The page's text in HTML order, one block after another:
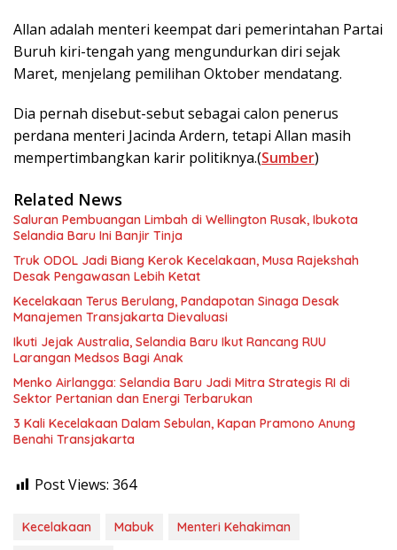
Allan adalah menteri keempat dari pemerintahan Partai
Buruh kiri-tengah yang mengundurkan diri sejak
Maret, menjelang pemilihan Oktober mendatang.
Dia pernah disebut-sebut sebagai calon penerus
perdana menteri Jacinda Ardern, tetapi Allan masih
mempertimbangkan karir politiknya.(Sumber)
Related News
Saluran Pembuangan Limbah di Wellington Rusak, Ibukota
Selandia Baru Ini Banjir Tinja
Truk ODOL Jadi Biang Kerok Kecelakaan, Musa Rajekshah
Desak Pengawasan Lebih Ketat
Kecelakaan Terus Berulang, Pandapotan Sinaga Desak
Manajemen Transjakarta Dievaluasi
Ikuti Jejak Australia, Selandia Baru Ikut Rancang RUU
Larangan Medsos Bagi Anak
Menko Airlangga: Selandia Baru Jadi Mitra Strategis RI di
Sektor Pertanian dan Energi Terbarukan
3 Kali Kecelakaan Dalam Sebulan, Kapan Pramono Anung
Benahi Transjakarta
Post Views: 364
Kecelakaan Mabuk
Menteri Kehakiman